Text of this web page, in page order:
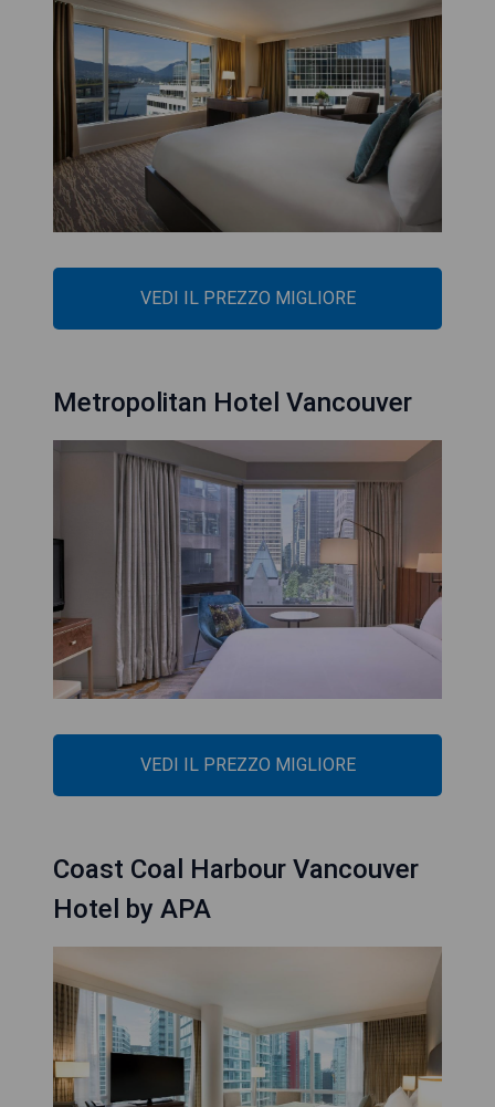
VEDI IL PREZZO MIGLIORE
Metropolitan Hotel Vancouver
VEDI IL PREZZO MIGLIORE
Coast Coal Harbour Vancouver
Hotel by APA